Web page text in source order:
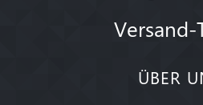
Versand-
ÜBER